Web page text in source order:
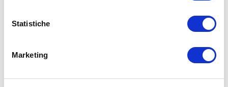
Statistiche
Marketing
15WORKOUT
Addominali(99)